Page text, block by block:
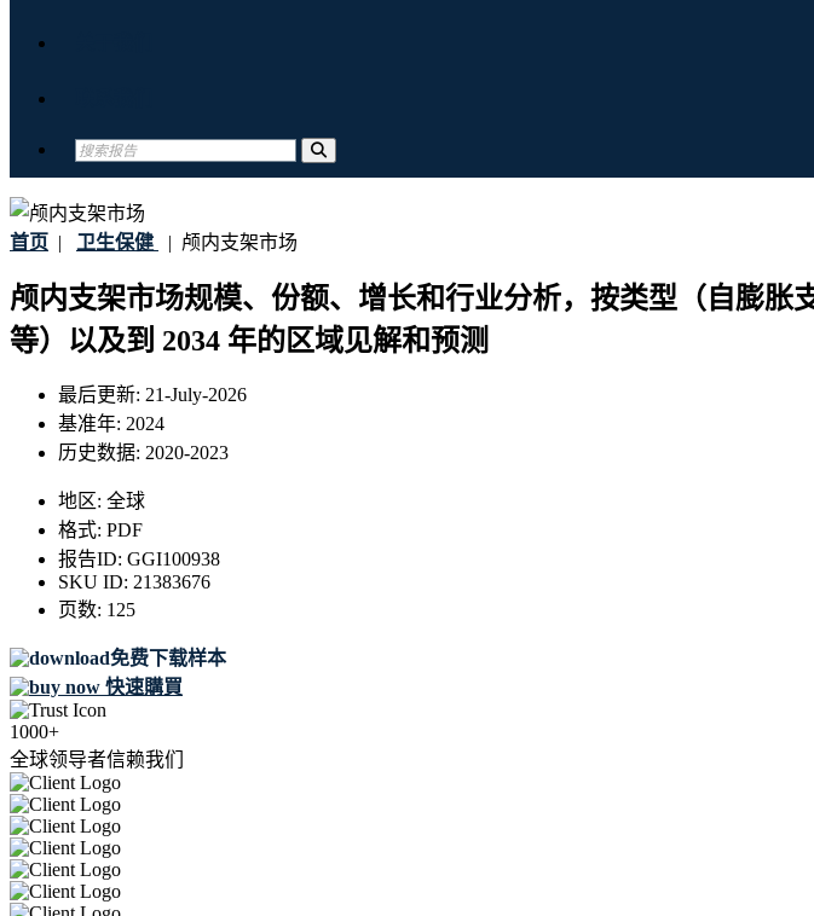
首页 | 卫生保健 | 颅内支架市场
颅内支架市场规模、份额、增长和行业分析，按类型（自膨
等）以及到 2034 年的区域见解和预测
最后更新: 21-July-2026
基准年: 2024
历史数据: 2020-2023
地区: 全球
格式: PDF
报告ID: GGI100938
SKU ID: 21383676
页数: 125
免费下载样本
快速購買
1000+
全球领导者信赖我们